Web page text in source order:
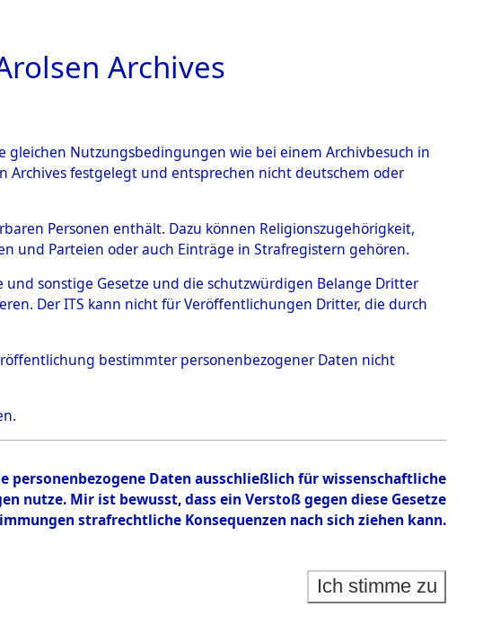
Archives
gleichen Nutzungsbedingungen wie bei einem Archivbesuch in
Archives festgelegt und entsprechen nicht deutschem oder
Personen enthält. Dazu können Religionszugehörigkeit,
und Parteien oder auch Einträge in Strafregistern gehören.
und sonstige Gesetze und die schutzwürdigen Belange Dritter
Der ITS kann nicht für Veröffentlichungen Dritter, die durch
bestimmter personenbezogener Daten nicht
Daten ausschließlich für wissenschaftliche
nutze. Mir ist bewusst, dass ein Verstoß gegen diese Gesetze
strafrechtliche Konsequenzen nach sich ziehen kann.
Ich stimme zu